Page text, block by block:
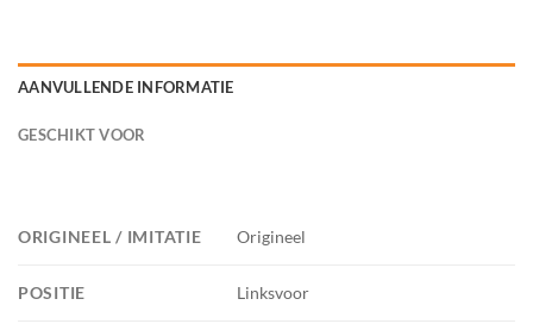
AANVULLENDE INFORMATIE
GESCHIKT VOOR
ORIGINEEL / IMITATIE Origineel
POSITIE Linksvoor